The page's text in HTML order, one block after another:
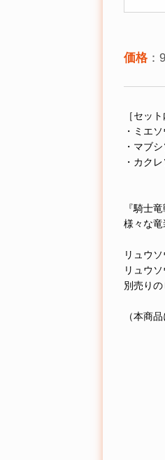
価格 ：
［セット
・ミエ
・マブ
・カク
『騎士
様々な竜
リュウ
リュウ
別売り
（本商